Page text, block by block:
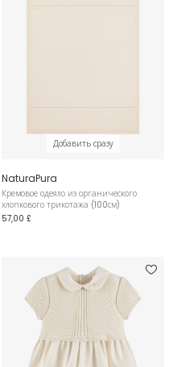
Добавить сразу
NaturaPura
Кремовое одеяло из органического
хлопкового трикотажа (100см)
57,00 £